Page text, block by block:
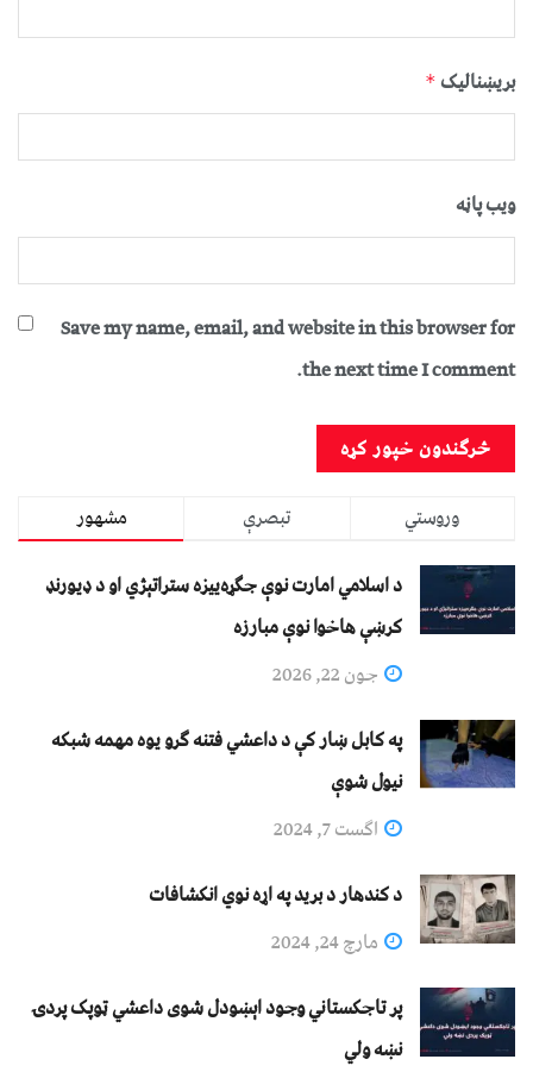
بریښنالیک *
ویب پاڼه
Save my name, email, and website in this browser for
the next time I comment.
مشهور تبصرې
وروستي
د اسلامي امارت نوې جګړه‌ییزه ستراتېژي او د ډیورنډ
کرښې هاخوا نوې مبارزه
جون 22, 2026
په کابل ښار کې د داعشي فتنه ګرو يوه مهمه شبکه
نيول شوې
اگست 7, 2024
د کندهار د برید په اړه نوي انکشافات
مارچ 24, 2024
پر تاجکستاني وجود اېښودل شوی داعشي ټوپک پردۍ
نښه ولي